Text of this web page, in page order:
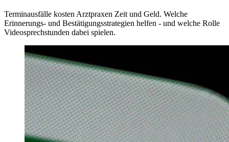
Terminausfälle kosten Arztpraxen Zeit und Geld. Welche
Erinnerungs- und Bestätigungsstrategien helfen - und welche Rolle
Videosprechstunden dabei spielen.